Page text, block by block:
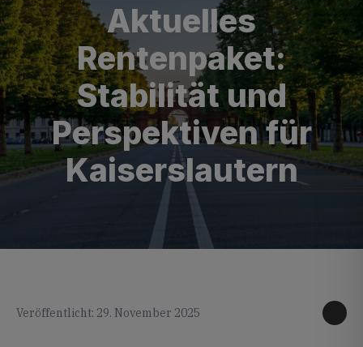
Aktuelles
Rentenpaket:
Stabilität und
Perspektiven für
Kaiserslautern
Veröffentlicht: 29. November 2025